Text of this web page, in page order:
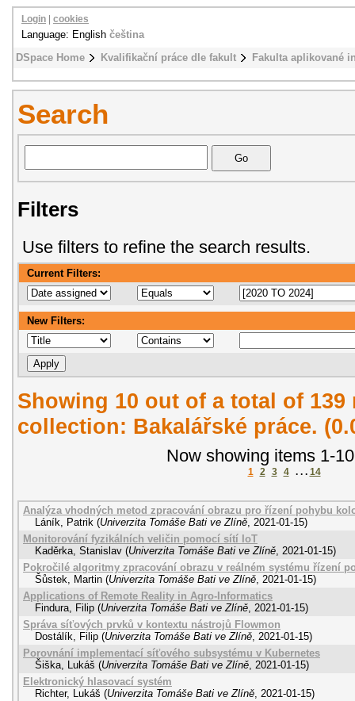
DSpace Home Kvalifikační práce dle fakult Fakulta aplikované
Login cookies
Language: English čeština
Search
Filters
Use filters to refine the search results.
Current Filters:
New Filters:
Showing 10 out of a total of
collection: Bakalářské práce.
Now showing items 1-
1 2 3 4 . . . 14
Analýza vhodných metod zpracování obrazu pro řízení pohybu
Láník, Patrik (Univerzita Tomáše Bati ve Zlíně 2021-01-15)
Monitorování fyzikálních veličin pomocí sítí IoT
Kaděrka, Stanislav (Univerzita Tomáše Bati ve Zlíně 2021-01-15)
Pokročilé algoritmy zpracování obrazu v reálném systému řízení
Šůstek, Martin (Univerzita Tomáše Bati ve Zlíně 2021-01-15)
Applications of Remote Reality in Agro-Informatics
Findura, Filip (Univerzita Tomáše Bati ve Zlíně 2021-01-15)
Správa síťových prvků v kontextu nástrojů Flowmon
Dostálík, Filip (Univerzita Tomáše Bati ve Zlíně 2021-01-15)
Porovnání implementací síťového subsystému v Kubernetes
Šiška, Lukáš (Univerzita Tomáše Bati ve Zlíně 2021-01-15)
Elektronický hlasovací systém
Richter, Lukáš (Univerzita Tomáše Bati ve Zlíně 2021-01-15)